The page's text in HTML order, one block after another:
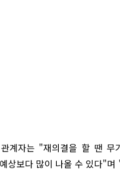
계자는 "재의결을 할 땐 무
상보다 많이 나올 수 있다"